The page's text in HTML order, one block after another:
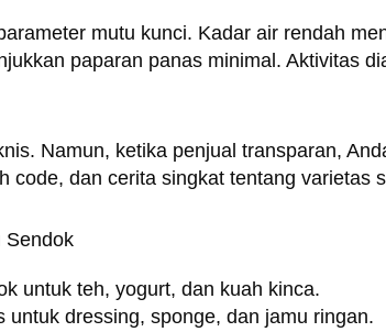
mutu kunci. Kadar air rendah
paparan panas minimal. Aktivitas
Namun, ketika penjual transparan,
code, dan cerita singkat tentang varietas
Sendok
untuk teh, yogurt, dan kuah kinca.
untuk dressing, sponge, dan jamu ringan.